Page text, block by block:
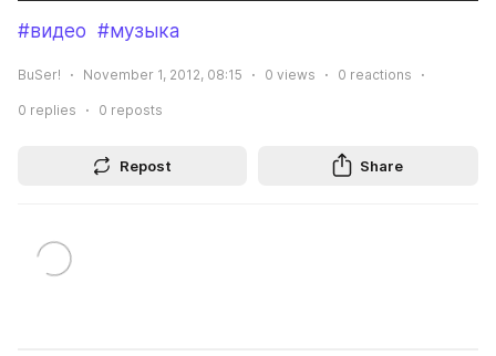
#видео #музыка
BuSer! November 1, 2012, 08:15 0 views 0 reactions
0 replies 0 reposts
Repost Share